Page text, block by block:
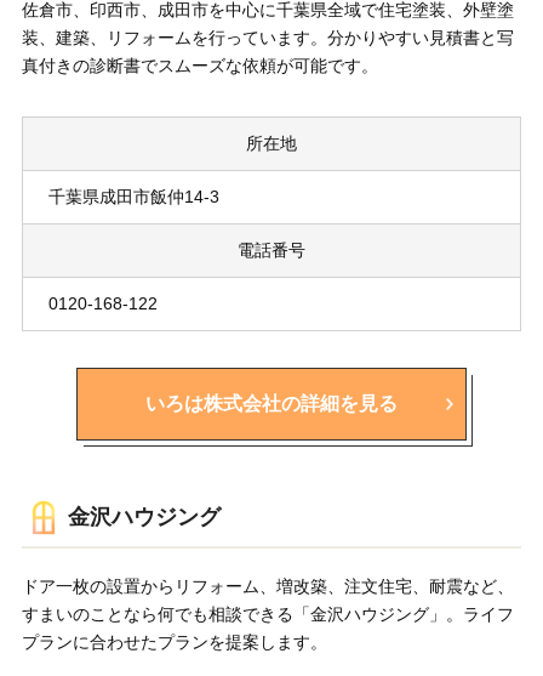
佐倉市、印西市、成田市を中心に千葉県全域で住宅塗装、外壁塗
装、建築、リフォームを行っています。分かりやすい見積書と写
真付きの診断書でスムーズな依頼が可能です。
所在地
千葉県成田市飯仲14-3
電話番号
0120-168-122
いろは株式会社の詳細を見る
金沢ハウジング
ドア一枚の設置からリフォーム、増改築、注文住宅、耐震など、
すまいのことなら何でも相談できる「金沢ハウジング」。ライフ
プランに合わせたプランを提案します。